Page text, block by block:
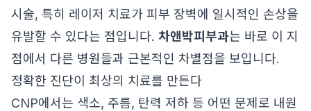
시술, 특히 레이저 치료가 피부 장벽에 일시적인 손상을
유발할 수 있다는 점입니다. 차앤박피부과는 바로 이 지
점에서 다른 병원들과 근본적인 차별점을 보입니다.
정확한 진단이 최상의 치료를 만든다
CNP에서는 색소, 주름, 탄력 저하 등 어떤 문제로 내원